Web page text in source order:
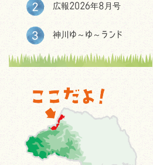
広報2026年8月号
神川ゆ～ゆ～ランド